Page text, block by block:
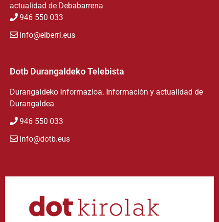
actualidad de Debabarrena
946 550 033
info@eiberri.eus
Dotb Durangaldeko Telebista
Durangaldeko informazioa. Información y actualidad de
Durangaldea
946 550 033
info@dotb.eus